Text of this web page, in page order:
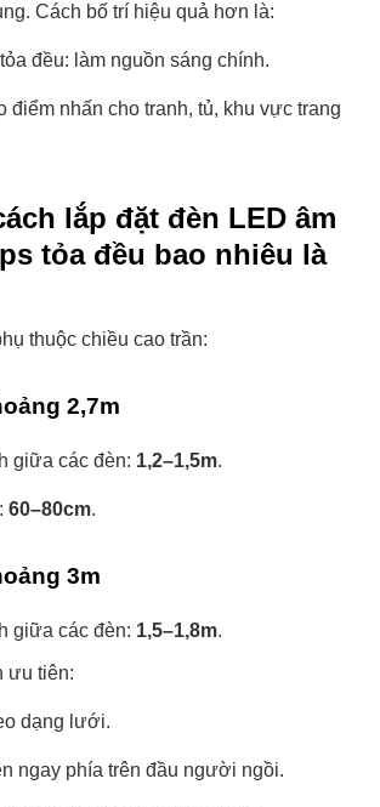
Cách bố trí hiệu quả hơn là:
đều: làm nguồn sáng chính.
điểm nhấn cho tranh, tủ, khu vực trang
lắp đặt đèn LED âm
tỏa đều bao nhiêu là
thuộc chiều cao trần:
2,7m
giữa các đèn: 1,2–1,5m.
60–80cm.
3m
giữa các đèn: 1,5–1,8m.
ưu tiên:
dạng lưới.
ngay phía trên đầu người ngồi.